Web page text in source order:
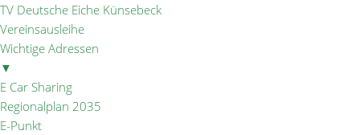
TV Deutsche Eiche Künsebeck
Vereinsausleihe
Wichtige Adressen
▼
E Car Sharing
Regionalplan 2035
E-Punkt